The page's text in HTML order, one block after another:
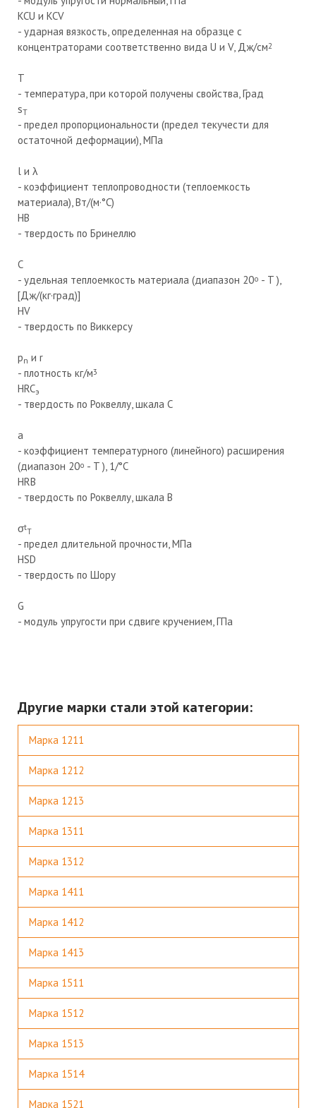
KCU и KCV
- ударная вязкость, определенная на образце с
концентраторами соответственно вида U и V, Дж/см2
T
- температура, при которой получены свойства, Град
sT
- предел пропорциональности (предел текучести для
остаточной деформации), МПа
l и λ
- коэффициент теплопроводности (теплоемкость
материала), Вт/(м·°С)
HB
- твердость по Бринеллю
C
- удельная теплоемкость материала (диапазон 20o - T ),
[Дж/(кг·град)]
HV
- твердость по Виккерсу
pn и r
- плотность кг/м3
HRCэ
- твердость по Роквеллу, шкала С
а
- коэффициент температурного (линейного) расширения
(диапазон 20o - T ), 1/°С
HRB
- твердость по Роквеллу, шкала В
σtТ
- предел длительной прочности, МПа
HSD
- твердость по Шору
G
- модуль упругости при сдвиге кручением, ГПа
Другие марки стали этой категории:
Марка 1211
Марка 1212
Марка 1213
Марка 1311
Марка 1312
Марка 1411
Марка 1412
Марка 1413
Марка 1511
Марка 1512
Марка 1513
Марка 1514
Марка 1521